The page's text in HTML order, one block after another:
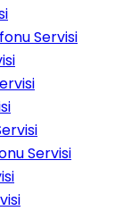
Servisi
Servisi